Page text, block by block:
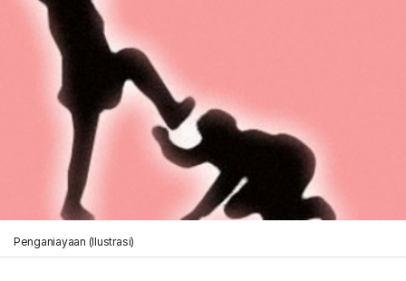
Penganiayaan (Ilustrasi)